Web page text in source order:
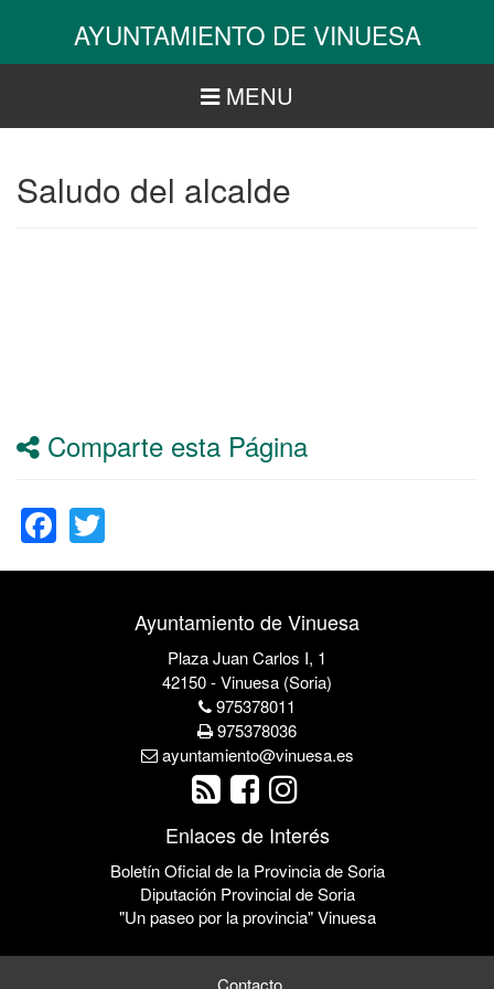
AYUNTAMIENTO DE VINUESA
MENU
Saludo del alcalde
Comparte esta Página
Facebook
Ayuntamiento de Vinuesa
Plaza Juan Carlos I, 1
42150 - Vinuesa (Soria)
975378011
975378036
ayuntamiento@vinuesa.es
Enlaces de Interés
Boletín Oficial de la Provincia de Soria
Diputación Provincial de Soria
"Un paseo por la provincia" Vinuesa
Contacto